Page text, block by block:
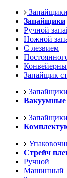
Запайщики
Ручной
Ножной
С лезвием
Запайщик
Вакуумные
Стрейч
Ручной
Машинный